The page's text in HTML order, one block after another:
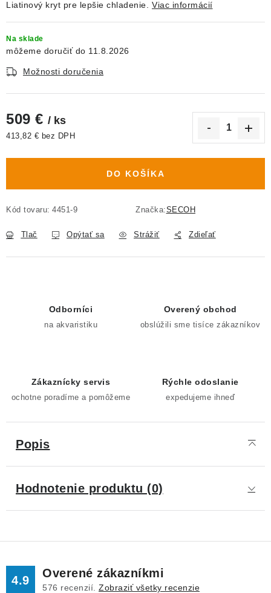
Liatinový kryt pre lepšie chladenie.
Viac informácií
Na sklade
11.8.2026
Možnosti doručenia
509 € / ks
413,82 € bez DPH
DO KOŠÍKA
Kód tovaru: 4451-9 Značka:SECOH
Tlač Opýtať sa Strážiť Zdieľať
Odborníci
na akvaristiku
Overený obchod
obslúžili sme tisíce zákazníkov
Zákaznícky servis
ochotne poradíme a pomôžeme
Rýchle odoslanie
expedujeme ihneď
Popis
Hodnotenie produktu (0)
4.9
Overené zákazníkmi
576 recenzií. Zobraziť všetky recenzie